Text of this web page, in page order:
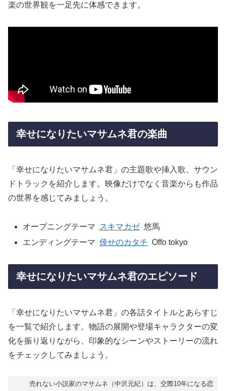
楽の世界観を一足先に体感できます。
幸せになりたいマサムネ君の楽曲
「幸せになりたいマサムネ君」の主題歌や挿入歌、サウン
ドトラックを紹介します。映像だけでなく音楽からも作品
の世界を感じてみましょう。
オープニングテーマ スキマカゼ 悠馬
エンディングテーマ 倖せのカタチ Offo tokyo
幸せになりたいマサムネ君のエピソード
「幸せになりたいマサムネ君」の各話タイトルとあらすじ
を一覧で紹介します。物語の展開や登場キャラクターの変
化を振り返りながら、印象的なシーンやストーリーの流れ
をチェックしてみましょう。
売れない小説家のマサムネ（中沢元紀）は、交際10年になる恋